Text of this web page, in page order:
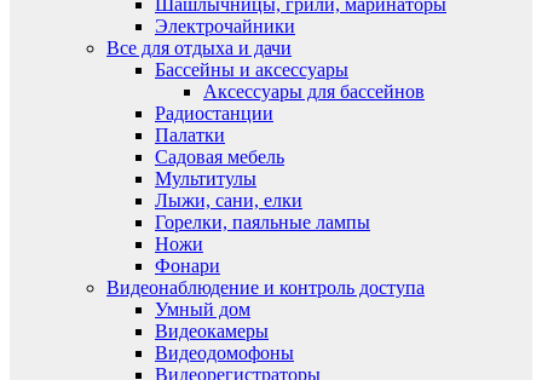
Шашлычницы, грили, маринаторы
Электрочайники
Все для отдыха и дачи
Бассейны и аксессуары
Аксессуары для бассейнов
Радиостанции
Палатки
Садовая мебель
Мультитулы
Лыжи, сани, елки
Горелки, паяльные лампы
Ножи
Фонари
Видеонаблюдение и контроль доступа
Умный дом
Видеокамеры
Видеодомофоны
Видеорегистраторы